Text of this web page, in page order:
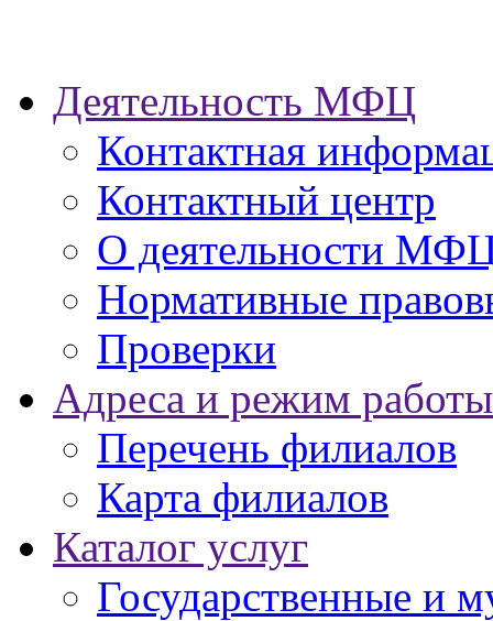
Деятельность МФЦ
Контактная
Контактный центр
О деятельности
Нормативные
Проверки
Адреса и режим работы
Перечень филиалов
Карта филиалов
Каталог услуг
Государственные и